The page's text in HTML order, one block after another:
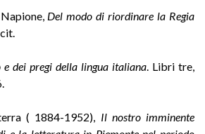
Del modo di riordinare la Regia
, cit.
e dei pregi della lingua italiana . Libri tre,
( 1884-1952), Il nostro imminente